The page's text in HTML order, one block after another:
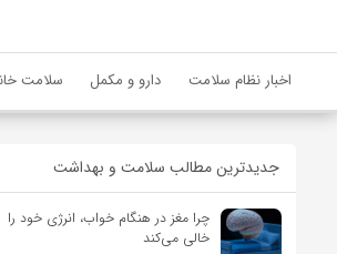
اخبار نظام سلامت دارو و مکمل سلامت
جدیدترین مطالب سلامت و بهداشت
چرا مغز در هنگام خواب، انرژی خود را
خالی می‌کند